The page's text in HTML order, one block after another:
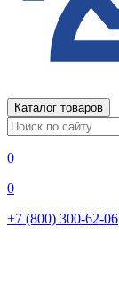
Каталог товаров
0
0
+7 (800) 300-62-06